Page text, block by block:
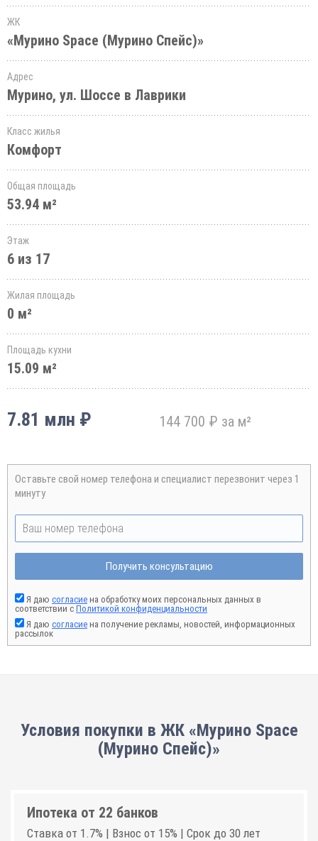
ЖК
«Мурино Space (Мурино Спейс)»
Адрес
Мурино, ул. Шоссе в Лаврики
Класс жилья
Комфорт
Общая площадь
53.94 м²
Этаж
6 из 17
Жилая площадь
0 м²
Площадь кухни
15.09 м²
7.81 млн ₽ 144 700 ₽ за м²
Оставьте свой номер телефона и специалист перезвонит через 1
минуту
Получить консультацию
Я даю согласие на обработку моих персональных данных в
соответствии с Политикой конфиденциальности
Я даю согласие на получение рекламы, новостей, информационных
рассылок
Условия покупки в ЖК «Мурино Space
(Мурино Спейс)»
Ипотека от 22 банков
Ставка от 1.7% | Взнос от 15% | Срок до 30 лет